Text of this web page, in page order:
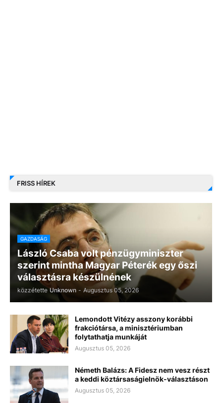
FRISS HÍREK
GAZDASÁG
László Csaba volt pénzügyminiszter
szerint mintha Magyar Péterék egy őszi
választásra készülnének
közzétette Unknown - Augusztus 05, 2026
Lemondott Vitézy asszony korábbi
frakciótársa, a minisztériumban
folytathatja munkáját
Augusztus 05, 2026
Németh Balázs: A Fidesz nem vesz részt
a keddi köztársaságielnök-választáson
Augusztus 05, 2026